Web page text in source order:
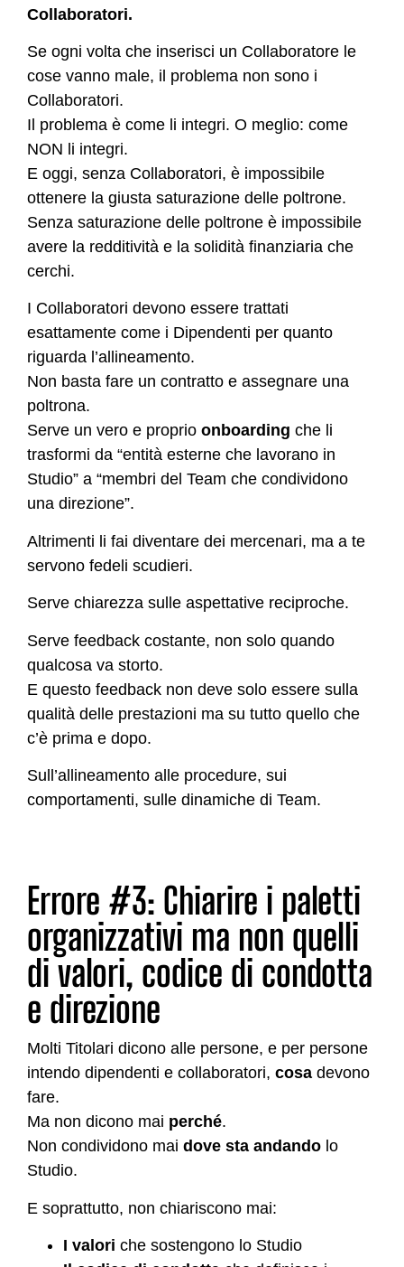
Collaboratori.
Se ogni volta che inserisci un Collaboratore le
cose vanno male, il problema non sono i
Collaboratori.
Il problema è come li integri. O meglio: come
NON li integri.
E oggi, senza Collaboratori, è impossibile
ottenere la giusta saturazione delle poltrone.
Senza saturazione delle poltrone è impossibile
avere la redditività e la solidità finanziaria che
cerchi.
I Collaboratori devono essere trattati
esattamente come i Dipendenti per quanto
riguarda l’allineamento.
Non basta fare un contratto e assegnare una
poltrona.
Serve un vero e proprio onboarding che li
trasformi da “entità esterne che lavorano in
Studio” a “membri del Team che condividono
una direzione”.
Altrimenti li fai diventare dei mercenari, ma a te
servono fedeli scudieri.
Serve chiarezza sulle aspettative reciproche.
Serve feedback costante, non solo quando
qualcosa va storto.
E questo feedback non deve solo essere sulla
qualità delle prestazioni ma su tutto quello che
c’è prima e dopo.
Sull’allineamento alle procedure, sui
comportamenti, sulle dinamiche di Team.
Errore #3: Chiarire i paletti
organizzativi ma non quelli
di valori, codice di condotta
e direzione
Molti Titolari dicono alle persone, e per persone
intendo dipendenti e collaboratori, cosa devono
fare.
Ma non dicono mai perché.
Non condividono mai dove sta andando lo
Studio.
E soprattutto, non chiariscono mai:
I valori che sostengono lo Studio